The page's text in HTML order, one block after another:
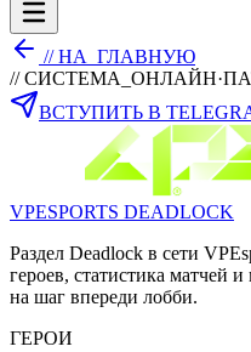
// НА_ГЛАВНУЮ
// СИСТЕМА_ОНЛАЙН·
ВСТУПИТЬ В
VPESPORTS DEADLOCK
Раздел Deadlock в сети
героев, статистика матчей
на шаг впереди лобби.
ГЕРОИ